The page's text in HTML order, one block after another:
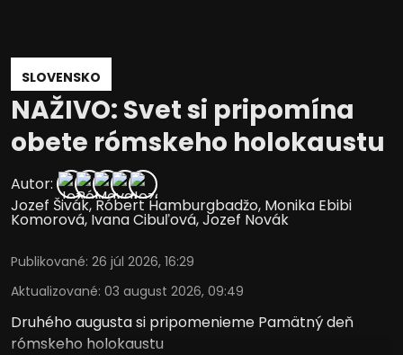
SLOVENSKO
NAŽIVO: Svet si pripomína
obete rómskeho holokaustu
Autor:
Jozef Šivák,Róbert Hamburgbadžo, Monika Ebibi
Komorová, Ivana Cibuľová,Jozef Novák
Publikované: 26 júl 2026, 16:29
Aktualizované: 03 august 2026, 09:49
Druhého augusta si pripomenieme Pamätný deň
rómskeho holokaustu